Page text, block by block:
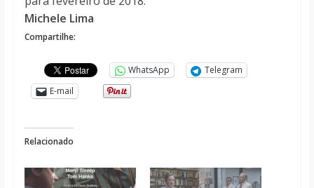
Michele Lima
Compartilhe:
WhatsApp
Telegram
E-mail
Relacionado